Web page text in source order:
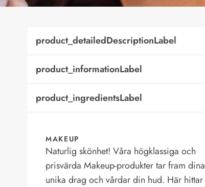
product_detailedDescriptionLabel
product_informationLabel
product_ingredientsLabel
MAKEUP
Naturlig skönhet! Våra högklassiga och
prisvärda Makeup-produkter tar fram dina
unika drag och vårdar din hud. Här hittar